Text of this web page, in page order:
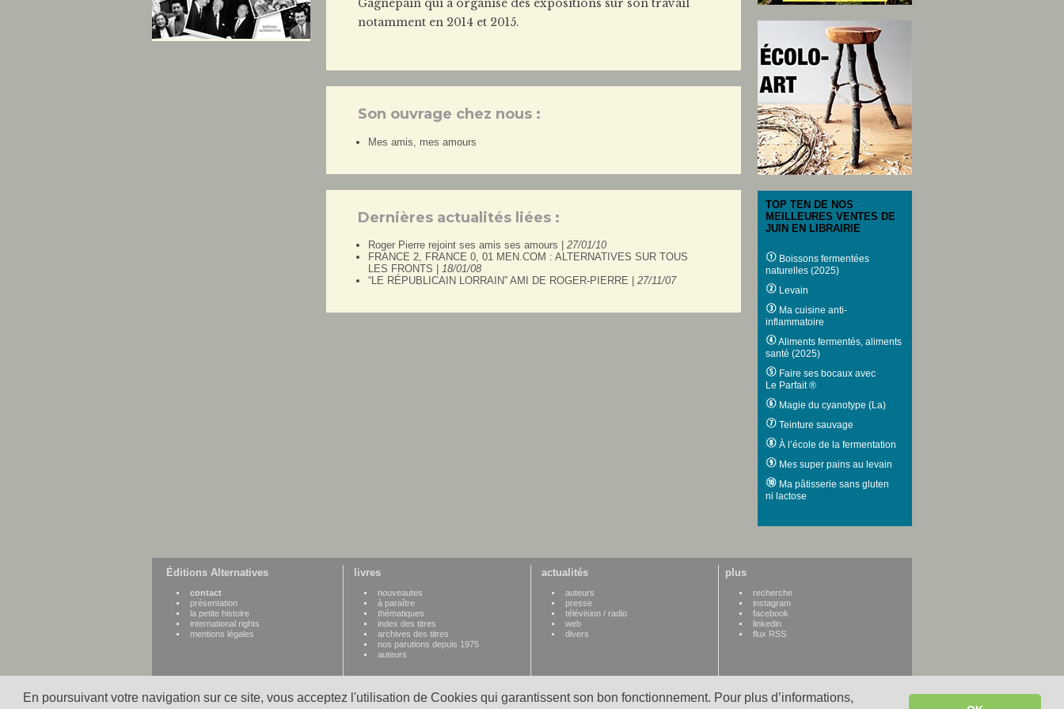
En poursuivant votre navigation sur ce site, vous acceptez l'utilisation de Cookies qui garantissent son bon fonctionnement. Pour plus d’informations,
Gagnepain qui a organisé des expositions sur son travail
notamment en 2014 et 2015.
Son ouvrage chez nous :
Mes amis, mes amours
Dernières actualités liées :
Roger Pierre rejoint ses amis ses amours | 27/01/10
FRANCE 2, FRANCE 0, 01 MEN.COM : ALTERNATIVES SUR TOUS
LES FRONTS | 18/01/08
“LE RÉPUBLICAIN LORRAIN” AMI DE ROGER-PIERRE | 27/11/07
TOP TEN DE NOS
MEILLEURES VENTES DE
JUIN EN LIBRAIRIE
Boissons fermentées
naturelles (2025)
Levain
Ma cuisine anti-
inflammatoire
Aliments fermentés, aliments
santé (2025)
Faire ses bocaux avec
Le Parfait ®
Magie du cyanotype (La)
Teinture sauvage
À l’école de la fermentation
Mes super pains au levain
Ma pâtisserie sans gluten
ni lactose
Éditions Alternatives
contact
présentation
la petite histoire
international rights
mentions légales
livres
nouveautes
à paraître
thématiques
index des titres
archives des titres
nos parutions depuis 1975
auteurs
actualités
auteurs
presse
télévision / radio
web
divers
plus
recherche
instagram
facebook
linkedin
flux RSS
WWW credits